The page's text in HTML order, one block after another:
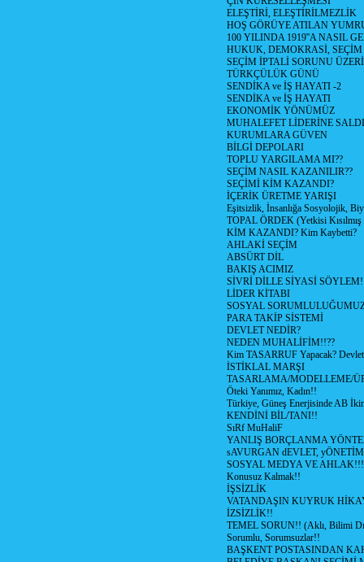
ELEŞTİRİ, ELEŞTİRİLMEZLİK
HOŞ GÖRÜYE ATILAN
100 YILINDA 1919''A NASIL
HUKUK, DEMOKRASİ, SEÇİM
SEÇİM İPTALİ SORUNU
TÜRKÇÜLÜK GÜNÜ
SENDİKA ve İŞ HAYATI -2
SENDİKA ve İŞ HAYATI
EKONOMİK YÖNÜMÜZ
MUHALEFET LİDERİNE
KURUMLARA GÜVEN
BİLGİ DEPOLARI
TOPLU YARGILAMA MI??
SEÇİM NASIL KAZANILIR??
SEÇİMİ KİM KAZANDI?
İÇERİK ÜRETME YARIŞI
Eşitsizlik, İnsanlığa Sosyolojik,
TOPAL ÖRDEK (Yetkisi
KİM KAZANDI? Kim Kaybetti?
AHLAKİ SEÇİM
ABSÜRT DİL
BAKIŞ ACIMIZ
SİVRİ DİLLE SİYASİ
LİDER KİTABI
SOSYAL
PARA TAKİP SİSTEMİ
DEVLET NEDİR?
NEDEN MUHALİFİM!!??
Kim TASARRUF Yapacak? Devlet
İSTİKLAL MARŞI
TASARLAMA/MODELLEME/
Öteki Yanımız, Kadın!!
Türkiye, Güneş Enerjisinde AB
KENDİNİ BİL/TANI!!
SıRf MuHaliF
YANLIŞ BORÇLANMA
sAVURGAN dEVLET,
SOSYAL MEDYA VE AHLAK!!!
Konusuz Kalmak!!
İŞSİZLİK
VATANDAŞIN KUYRUK
İZSİZLİK!!
TEMEL SORUN!! (Aklı, Bilimi
Sorumlu, Sorumsuzlar!!
BAŞKENT POSTASINDAN